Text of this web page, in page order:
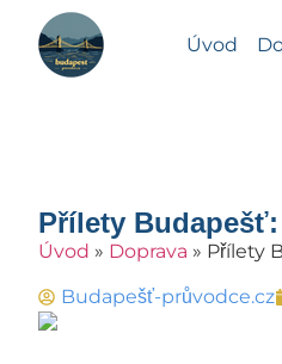
Úvod
Přílety
Úvod » Doprava » Přílety
Budapešť-průvodce.cz